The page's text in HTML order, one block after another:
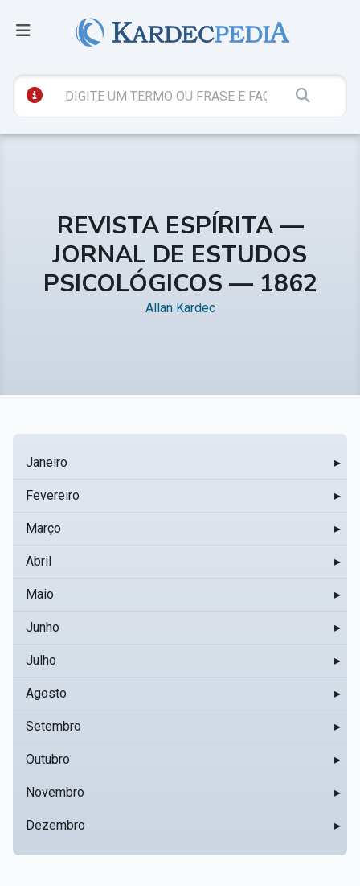
REVISTA ESPÍRITA —
JORNAL DE ESTUDOS
PSICOLÓGICOS — 1862
Allan Kardec
Janeiro ▸
Fevereiro ▸
Março ▸
Abril ▸
Maio ▸
Junho ▸
Julho ▸
Agosto ▸
Setembro ▸
Outubro ▸
Novembro ▸
Dezembro ▸